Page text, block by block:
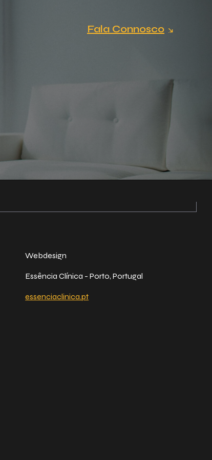
Fala Connosco
Webdesign
Essência Clínica - Porto, Portugal
essenciaclinica.pt